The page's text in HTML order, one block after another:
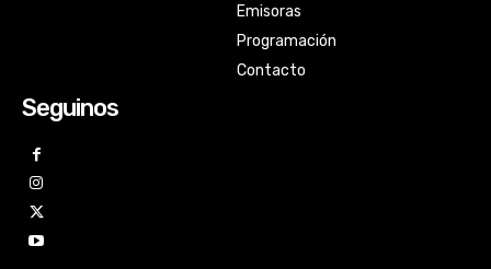
Emisoras
Programación
Contacto
Seguinos